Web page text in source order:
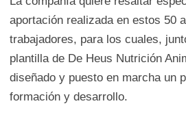
aportación realizada en estos 50
trabajadores, para los cuales,
plantilla de De Heus Nutrición
diseñado y puesto en marcha un
formación y desarrollo.